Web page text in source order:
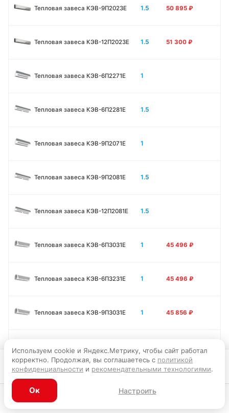
Главная
Тепловая завеса КЭВ-9П2023E 1.5 50 895 ₽
Тепловая завеса КЭВ-12П2023E 1.5 51 300 ₽
Тепловая завеса КЭВ-6П2271E 1
Тепловая завеса КЭВ-6П2281E 1.5
Тепловая завеса КЭВ-9П2071E 1
Тепловая завеса КЭВ-9П2081E 1.5
Тепловая завеса КЭВ-12П2081E 1.5
Тепловая завеса КЭВ-6П3031E 1 45 496 ₽
Тепловая завеса КЭВ-6П3231E 1 45 496 ₽
Тепловая завеса КЭВ-9П3031E 1 45 856 ₽
Тепловая завеса КЭВ-12П3031E 45 946 ₽
Тепловая завеса КЭВ-9П3011E
Используем cookie и Яндекс.Метрику, чтобы сайт работал
корректно. Продолжая, вы соглашаетесь с политикой
конфиденциальности и рекомендательными технологиями.
Ок Настроить
Запросить цену